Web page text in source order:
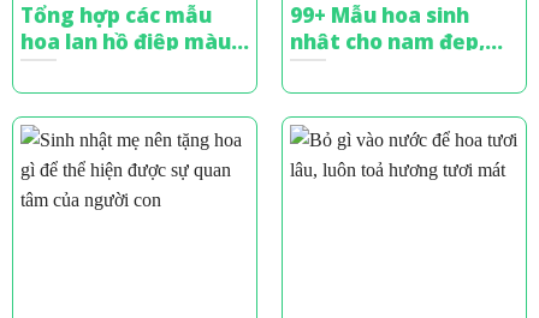
Tổng hợp các mẫu
hoa lan hồ điệp màu
xanh sang trọng,
đẳng cấp
99+ Mẫu hoa sinh
nhật cho nam đẹp,
sang trọng & ý nghĩa
nhất